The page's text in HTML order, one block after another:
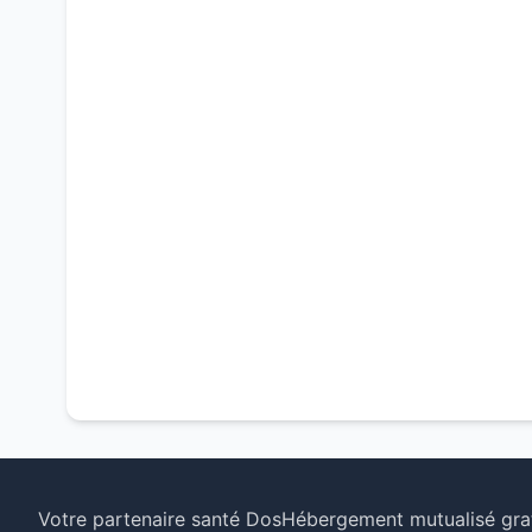
Votre partenaire santé DosHébergement mutualisé